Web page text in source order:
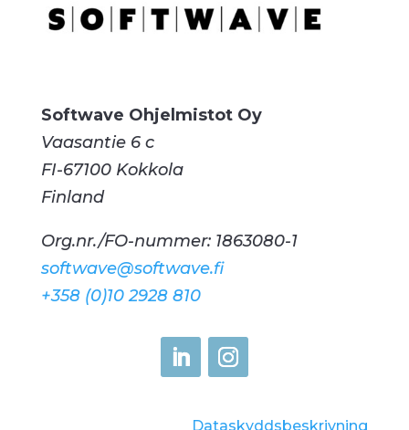
Softwave Ohjelmistot Oy
Vaasantie 6 c
FI-67100 Kokkola
Finland
Org.nr./FO-nummer: 1863080-1
softwave@softwave.fi
+358 (0)10 2928 810
Dataskyddsbeskrivning